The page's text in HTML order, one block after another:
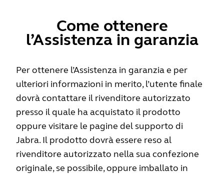
Come ottenere
l’Assistenza in garanzia
Per ottenere l’Assistenza in garanzia e per
ulteriori informazioni in merito, l’utente finale
dovrà contattare il rivenditore autorizzato
presso il quale ha acquistato il prodotto
oppure visitare le pagine del supporto di
Jabra. Il prodotto dovrà essere reso al
rivenditore autorizzato nella sua confezione
originale, se possibile, oppure imballato in